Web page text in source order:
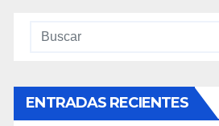
ENTRADAS RECIENTES